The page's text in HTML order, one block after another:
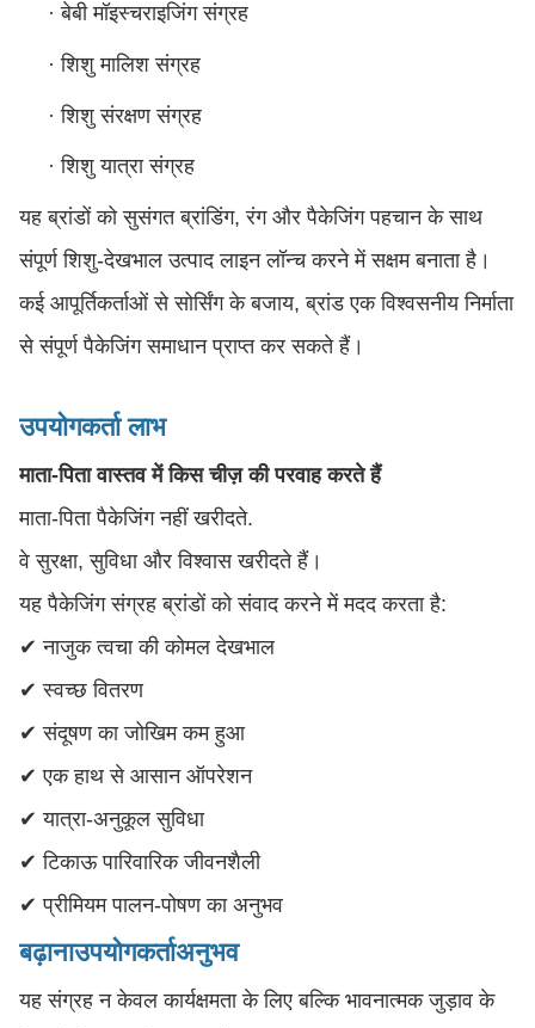
· बेबी मॉइस्चराइजिंग संग्रह
· शिशु मालिश संग्रह
· शिशु संरक्षण संग्रह
· शिशु यात्रा संग्रह
यह ब्रांडों को सुसंगत ब्रांडिंग, रंग और पैकेजिंग पहचान के साथ
संपूर्ण शिशु-देखभाल उत्पाद लाइन लॉन्च करने में सक्षम बनाता है।
कई आपूर्तिकर्ताओं से सोर्सिंग के बजाय, ब्रांड एक विश्वसनीय निर्माता
से संपूर्ण पैकेजिंग समाधान प्राप्त कर सकते हैं।
उपयोगकर्ता लाभ
माता-पिता वास्तव में किस चीज़ की परवाह करते हैं
माता-पिता पैकेजिंग नहीं खरीदते.
वे सुरक्षा, सुविधा और विश्वास खरीदते हैं।
यह पैकेजिंग संग्रह ब्रांडों को संवाद करने में मदद करता है:
✔ नाजुक त्वचा की कोमल देखभाल
✔ स्वच्छ वितरण
✔ संदूषण का जोखिम कम हुआ
✔ एक हाथ से आसान ऑपरेशन
✔ यात्रा-अनुकूल सुविधा
✔ टिकाऊ पारिवारिक जीवनशैली
✔ प्रीमियम पालन-पोषण का अनुभव
बढ़ानाउपयोगकर्ताअनुभव
यह संग्रह न केवल कार्यक्षमता के लिए बल्कि भावनात्मक जुड़ाव के